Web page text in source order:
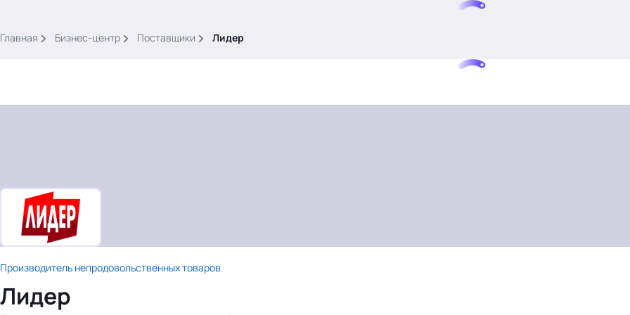
Войти
картина дня
темы
материалы
видео
события
Главная Бизнес-центр Поставщики Лидер
Производитель непродовольственных товаров
Лидер